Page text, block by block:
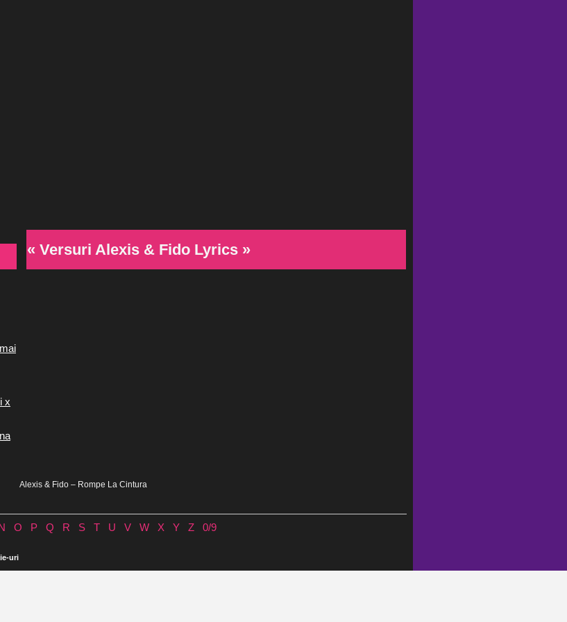
« Versuri Alexis & Fido Lyrics »
Alexis & Fido – Rompe La Cintura
x
N O P Q R S T U V W X Y Z 0/9
uri